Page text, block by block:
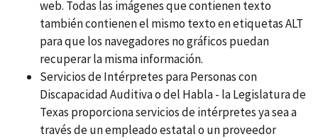
web. Todas las imágenes que contienen texto
también contienen el mismo texto en etiquetas ALT
para que los navegadores no gráficos puedan
recuperar la misma información.
Servicios de Intérpretes para Personas con
Discapacidad Auditiva o del Habla - la Legislatura de
Texas proporciona servicios de intérpretes ya sea a
través de un empleado estatal o un proveedor